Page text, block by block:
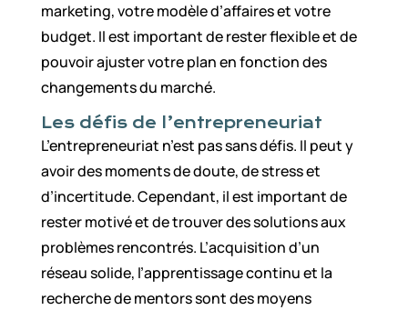
marketing, votre modèle d’affaires et votre
budget. Il est important de rester flexible et de
pouvoir ajuster votre plan en fonction des
changements du marché.
Les défis de l’entrepreneuriat
L’entrepreneuriat n’est pas sans défis. Il peut y
avoir des moments de doute, de stress et
d’incertitude. Cependant, il est important de
rester motivé et de trouver des solutions aux
problèmes rencontrés. L’acquisition d’un
réseau solide, l’apprentissage continu et la
recherche de mentors sont des moyens